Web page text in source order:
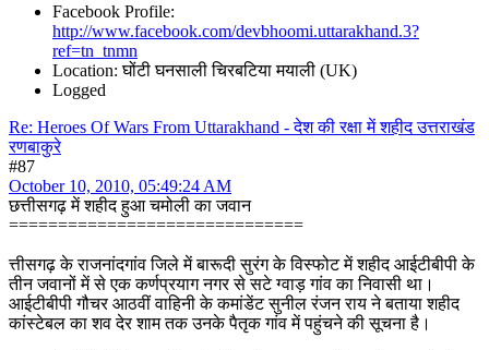
Facebook Profile:
http://www.facebook.com/devbhoomi.uttarakhand.3?
ref=tn_tnmn
Location: घोंटी घनसाली चिरबटिया मयाली (UK)
Logged
Re: Heroes Of Wars From Uttarakhand - देश की रक्षा में शहीद उत्तराखंड
रणबाकुरे
#87
October 10, 2010, 05:49:24 AM
छत्तीसगढ़ में शहीद हुआ चमोली का जवान
==============================
त्तीसगढ़ के राजनांदगांव जिले में बारूदी सुरंग के विस्फोट में शहीद आईटीबीपी के
तीन जवानों में से एक कर्णप्रयाग नगर से सटे ग्वाड़ गांव का निवासी था।
आईटीबीपी गौचर आठवीं वाहिनी के कमांडेंट सुनील रंजन राय ने बताया शहीद
कांस्टेबल का शव देर शाम तक उनके पैतृक गांव में पहुंचने की सूचना है।